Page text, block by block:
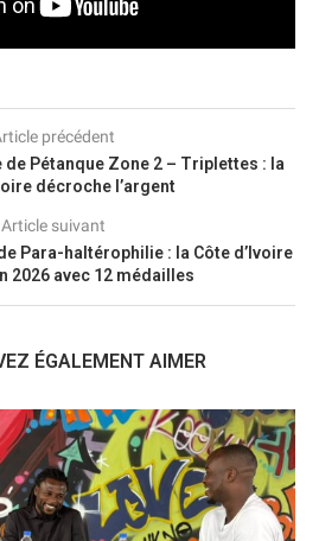
précédent
de Pétanque Zone 2 – Triplettes : la
décroche l’argent
Article suivant
Para-haltérophilie : la Côte d’Ivoire
2026 avec 12 médailles
ÉGALEMENT AIMER